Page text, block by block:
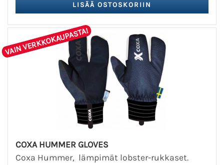
VAIN VERKKOKAUPASTA!
COXA HUMMER GLOVES
Coxa Hummer, lämpimät lobster-rukkaset.